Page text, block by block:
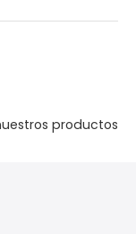
productos